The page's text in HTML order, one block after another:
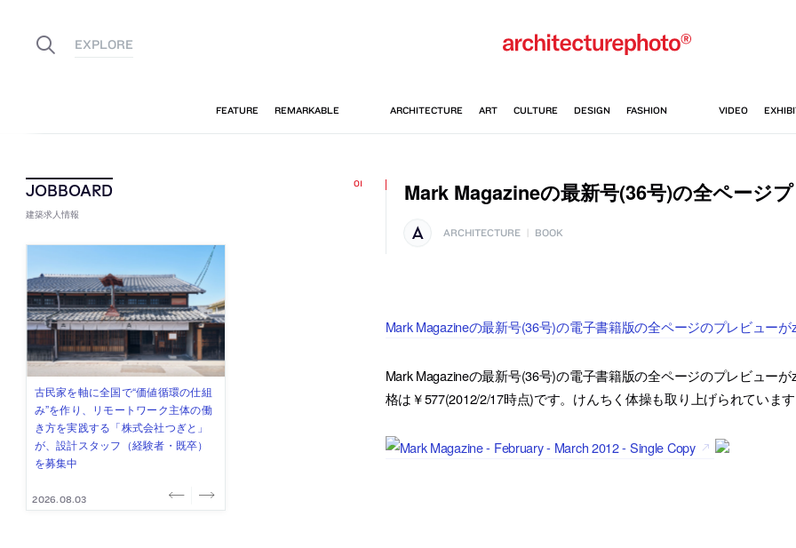
建築求人情報
佐々木慧が主宰する「axonometric株
式会社」が、設計スタッフ（経験
者・既卒・2027年新卒）を募集中
2026.08.07
古民家を軸に全国で“価値循環の仕組
み”を作り、リモートワーク主体の働
き方を実践する「株式会社つぎと」
が、設計スタッフ（経験者・既卒）
を募集中
2026.08.03
リノベる株式会社が、設計パートナ
ー (業務委託) を募集中
2026.08.03
社会への影響力のある建築を手掛
け、スタッフ同士で助け合う環境づ
くりも行う「E.A.S.T.architects」
が、設計スタッフ（経験者・既卒・
2027年新卒）を募集中
2026.07.31
代官山を拠点に活動する「梅澤竜也 /
ALA INC.」が、設計スタッフ・アル
バイト・事務職を募集中
2026.07.30
Mark Magazineの最新号(36号)の全ページ
ARCHITECTURE BOOK
Mark Magazineの最新号(36号)の電子書籍版の全ページのプレビュー
Mark Magazineの最新号(36号)の電子書籍版の全ページのプレビュー
格は￥577(2012/2/17時点)です。けんちく体操も取り上げられていま